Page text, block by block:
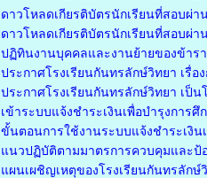
ดาวโหลดเกียรติบัตรนักเรียนที่สอบผ่
ดาวโหลดเกียรติบัตรนักเรียนที่สอบผ่
ปฏิทินงานบุคคลและงานย้ายของข้าร
ประกาศโรงเรียนกันทรลักษ์วิทยา เรื่
ประกาศโรงเรียนกันทรลักษ์วิทยา เป็
เข้าระบบแจ้งชำระเงินเพื่อบำรุงการศึ
ขั้นตอนการใช้งานระบบแจ้งชำระเงิน
แนวปฏิบัติตามมาตรการควบคุมและป้
แผนเผชิญเหตุของโรงเรียนกันทรลัก